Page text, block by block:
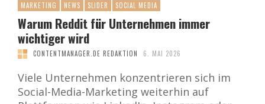
MARKETING NEWS SLIDER SOCIAL MEDIA
Warum Reddit für Unternehmen immer
wichtiger wird
CONTENTMANAGER.DE REDAKTION 6. MAI 2026
Viele Unternehmen konzentrieren sich im
Social-Media-Marketing weiterhin auf